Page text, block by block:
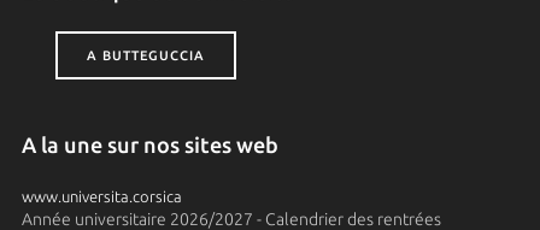
A BUTTEGUCCIA
A la une sur nos sites web
www.universita.corsica
Année universitaire 2026/2027 - Calendrier des rentrées